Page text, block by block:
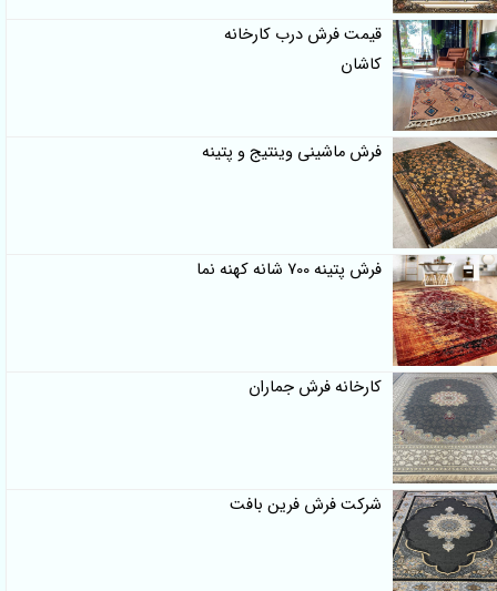
قیمت فرش درب کارخانه
کاشان
فرش ماشینی وینتیج و پتینه
فرش پتینه 700 شانه کهنه نما
کارخانه فرش جماران
شرکت فرش فرین بافت